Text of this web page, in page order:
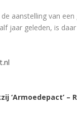
aanstelling van
jaar geleden, is
‘Armoedepact’ –